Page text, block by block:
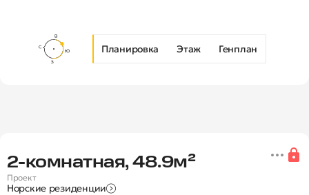
Планировка Этаж Генплан
Новая 2-комнатная квартира в
2‑комнатная, 48.9м²
Проект
Норские резиденции